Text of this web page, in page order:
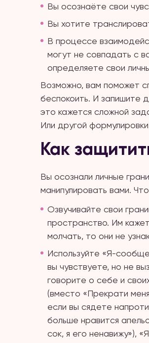
Вы осознаёте свои
Вы хотите
В процессе
могут не совпадать с
определяете свои
Возможно, вам поможет
беспокоить. И запишите
это кажется сложной
Или другой
Как
Вы осознали личные
манипулировать вами.
Озвучивайте свои
пространство. Им
молчать, то они не
Используйте «Я-
вы чувствуете, но не
говорите о себе и
(вместо «Прекрати
если вы сядете
больше нравится
сок, я его ненавижу»),